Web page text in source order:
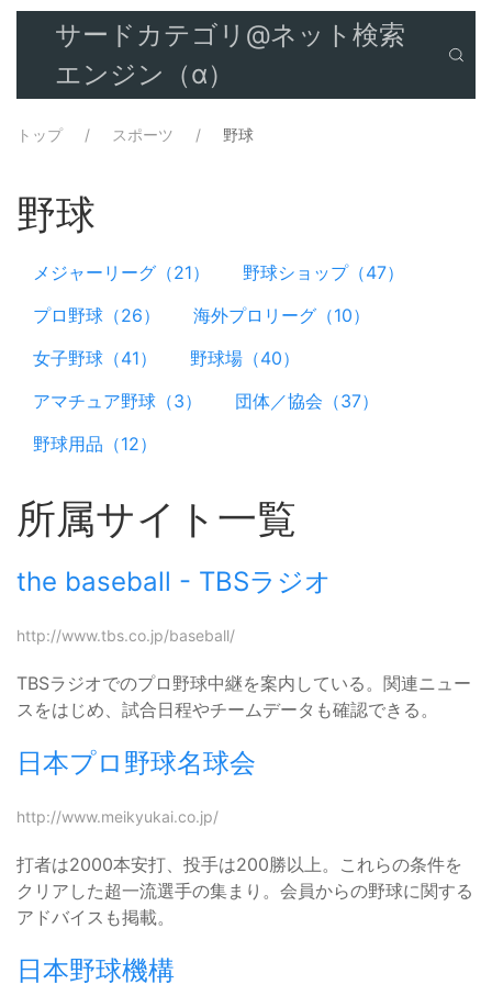
サードカテゴリ@ネット検索
エンジン（α）
トップ スポーツ 野球
野球
メジャーリーグ（21）
野球ショップ（47）
プロ野球（26）
海外プロリーグ（10）
女子野球（41）
野球場（40）
アマチュア野球（3）
団体／協会（37）
野球用品（12）
所属サイト一覧
the baseball - TBSラジオ
http://www.tbs.co.jp/baseball/
TBSラジオでのプロ野球中継を案内している。関連ニュー
スをはじめ、試合日程やチームデータも確認できる。
日本プロ野球名球会
http://www.meikyukai.co.jp/
打者は2000本安打、投手は200勝以上。これらの条件を
クリアした超一流選手の集まり。会員からの野球に関する
アドバイスも掲載。
日本野球機構